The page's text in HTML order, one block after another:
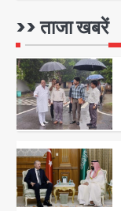
>> ताजा खबरें
1
2
3